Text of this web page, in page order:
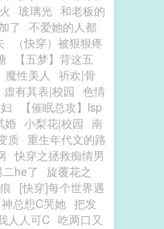
玻璃光 和老板的
了
不爱她的人都
（快穿）被狠狠疼
【五梦】背这五
魔性美人 祈欢|骨
虚有其表|校园 色情
【催眠总攻】lsp
婚 小梨花|校园 南
质 重生年代文的路
快穿之拯救痴情男
he了 旋覆花之
[快穿]每个世界遇
总想C哭她 把发
人人可C 吃两口又